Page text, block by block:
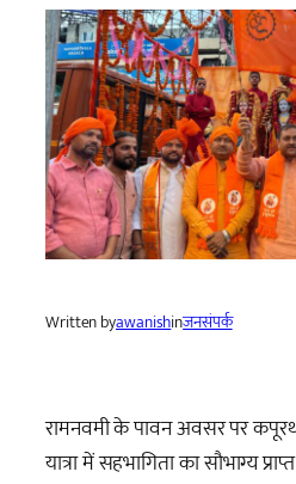
Written byawanishinजनसंपर्क
रामनवमी के पावन अवसर पर
यात्रा में सहभागिता का सौभाग्य